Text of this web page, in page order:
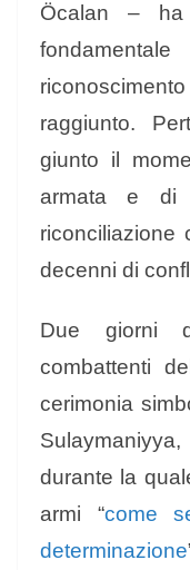
Öcalan – ha
raggiunto.
giunto il
armata e di
riconciliazione
decenni di
Due giorni
combattenti
cerimonia
durante la
armi “come
determinazione